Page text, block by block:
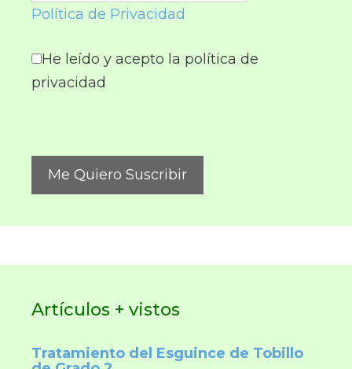
Política de Privacidad
He leído y acepto la política de
privacidad
Artículos + vistos
Tratamiento del Esguince de Tobillo